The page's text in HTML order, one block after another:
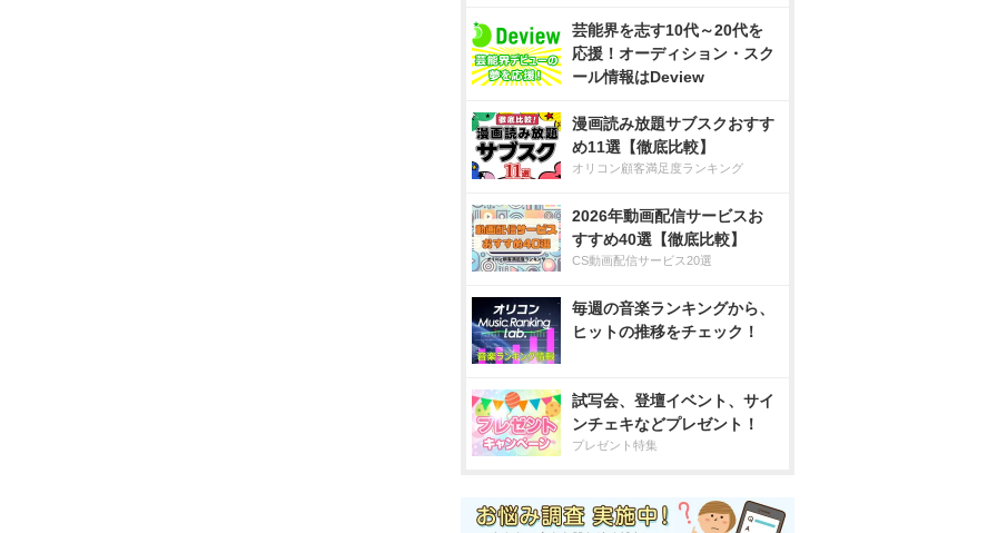
芸能界を志す10代～20代を
応援！オーディション・スク
ール情報はDeview
漫画読み放題サブスクおすす
め11選【徹底比較】
オリコン顧客満足度ランキング
2026年動画配信サービスお
すすめ40選【徹底比較】
CS動画配信サービス20選
毎週の音楽ランキングから、
ヒットの推移をチェック！
試写会、登壇イベント、サイ
ンチェキなどプレゼント！
プレゼント特集